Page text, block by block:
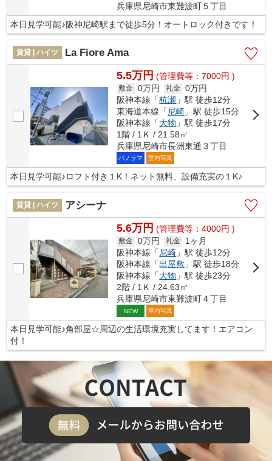
兵庫県尼崎市東難波町５丁目
本日見学可能♪阪神尼崎駅まで徒歩5分！オートロック付きです！
賃貸 | ハイツ La Fiore Ama
5.5万円 (管理費等：7000円 )
敷金 0万円 礼金 0万円
阪神本線「杭瀬 」駅 徒歩12分
東海道本線「尼崎 」駅 徒歩15分
阪神本線「大物 」駅 徒歩17分
1階 / 1Ｋ / 21.58㎡
兵庫県尼崎市長洲東通３丁目
パノラマ 室内写真
本日見学可能♪ロフト付き１K！ネット無料、設備充実の１K♪
賃貸 | ハイツ アシーナ
5.6万円 (管理費等：4000円 )
敷金 0万円 礼金
1ヶ月
阪神本線「尼崎 」駅 徒歩12分
阪神本線「出屋敷 」駅 徒歩18分
阪神本線「大物 」駅 徒歩23分
2階 / 1Ｋ / 24.63㎡
兵庫県尼崎市東難波町４丁目
NEW 室内写真
本日見学可能♪角部屋☆周辺の生活環境充実してます！エアコン
付！